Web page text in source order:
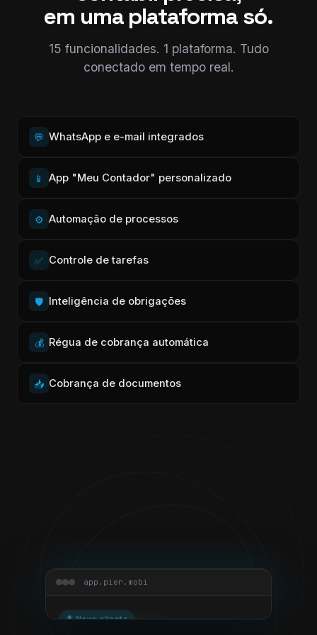
em uma plataforma só.
15 funcionalidades. 1 plataforma. Tudo
conectado em tempo real.
💬 WhatsApp e e-mail integrados
📱 App "Meu Contador" personalizado
⚙️ Automação de processos
✅ Controle de tarefas
🛡️ Inteligência de obrigações
💰 Régua de cobrança automática
📥 Cobrança de documentos
app.pier.mobi
👤 Novo cliente